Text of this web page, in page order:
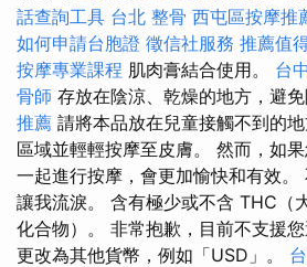
話查詢工具 台北 整骨 西屯區按摩推
如何申請台胞證 徵信社服務 推薦值
按摩專業課程 肌肉膏結合使用。 台
骨師 存放在陰涼、乾燥的地方，避免
推薦 請將本品放在兒童接觸不到的
區域並輕輕按摩至皮膚。 然而，如
一起進行按摩，會更加愉快和有效
讓我流淚。 含有極少或不含 THC（
化合物）。 非常抱歉，目前不支援
更改為其他貨幣，例如「USD」。